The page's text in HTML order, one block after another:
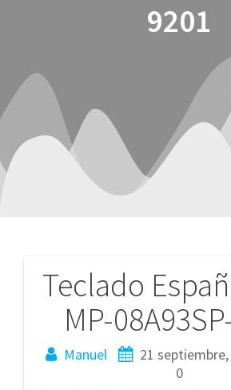
9201
Teclado
MP-
Manuel
21
0
Navegación
entradas